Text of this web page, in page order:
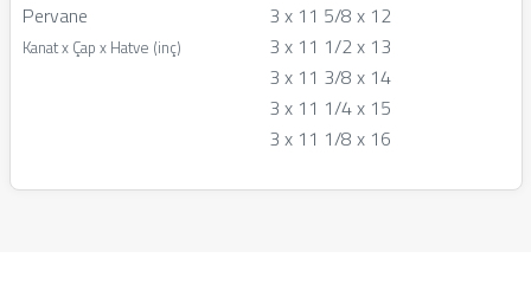
Pervane
Kanat x Çap x Hatve (inç)
3 x 11 5/8 x 12
3 x 11 1/2 x 13
3 x 11 3/8 x 14
3 x 11 1/4 x 15
3 x 11 1/8 x 16